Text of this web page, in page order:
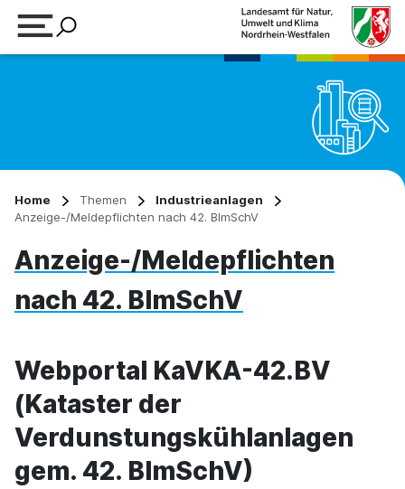
Home Themen
Industrieanlagen
Anzeige-/Meldepflichten nach 42. BImSchV
Anzeige-/Meldepflichten
nach 42. BImSchV
Webportal KaVKA-42.BV
(Kataster der
Verdunstungskühlanlagen
gem. 42. BImSchV)